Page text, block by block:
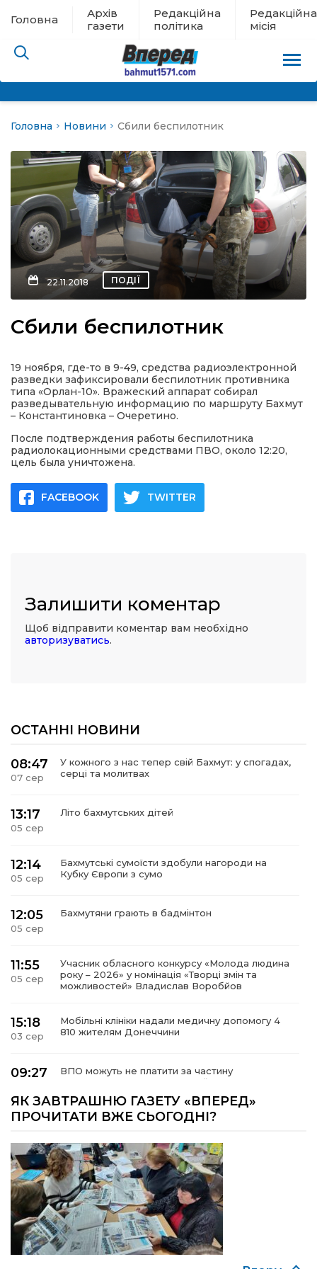
Головна
Архів
газети
Редакційна
політика
Редакційна
місія
евакуації
новини
політика
місія
Головна Новини Сбили беспилотник
22.11.2018 ПОДІЇ
Сбили беспилотник
19 ноября, где-то в 9-49, средства радиоэлектронной
разведки зафиксировали беспилотник противника
типа «Орлан-10». Вражеский аппарат собирал
разведывательную информацию по маршруту Бахмут
– Константиновка – Очеретино.
После подтверждения работы беспилотника
радиолокационными средствами ПВО, около 12:20,
цель была уничтожена.
FACEBOOK TWITTER
Залишити коментар
Щоб відправити коментар вам необхідно
авторизуватись.
ОСТАННІ НОВИНИ
08:47
07 сер
У кожного з нас тепер свій Бахмут: у спогадах,
серці та молитвах
13:17
05 сер
Літо бахмутських дітей
12:14
05 сер
Бахмутські сумоїсти здобули нагороди на
Кубку Європи з сумо
12:05
05 сер
Бахмутяни грають в бадмінтон
11:55
05 сер
Учасник обласного конкурсу «Молода людина
року – 2026» у номінація «Творці змін та
можливостей» Владислав Воробйов
15:18
03 сер
Мобільні клініки надали медичну допомогу 4
810 жителям Донеччини
09:27
ВПО можуть не платити за частину
комунальних послуг: про що йдеться
14:12
Досі ВПО? Юристка розповіла, коли
внутрішньо переміщеної особи
14:04
01 сер
Учасниця обласного конкурсу «Молода
людина року – 2026» у номінації «Пульс життя»
Аліна Кулик
15:58
31 лип
Літо в Жовтих Водах
ЯК ЗАВТРАШНЮ ГАЗЕТУ «ВПЕРЕД»
ПРОЧИТАТИ ВЖЕ СЬОГОДНІ?